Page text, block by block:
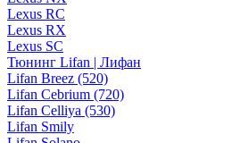
Lexus RC
Lexus RX
Lexus SC
Тюнинг Lifan | Лифан
Lifan Breez (520)
Lifan Cebrium (720)
Lifan Celliya (530)
Lifan Smily